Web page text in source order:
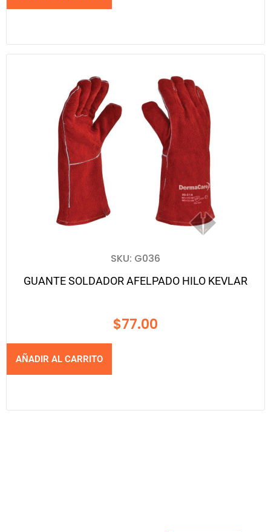
SKU: G036
GUANTE SOLDADOR AFELPADO HILO KEVLAR
$77.00
AÑADIR AL CARRITO